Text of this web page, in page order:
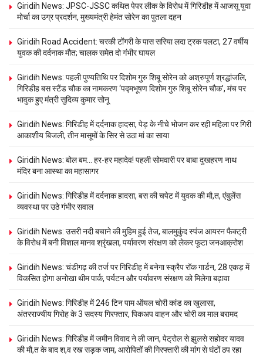
Giridih News: JPSC-JSSC कथित पेपर लीक के विरोध में गिरिडीह में आजसू युवा
मोर्चा का उग्र प्रदर्शन, मुख्यमंत्री हेमंत सोरेन का पुतला दहन
Giridih Road Accident: चरकी टोंगरी के पास सरिया लदा ट्रक पलटा, 27 वर्षीय
युवक की दर्दनाक मौत; चालक समेत दो गंभीर घायल
Giridih News: पहली पुण्यतिथि पर दिशोम गुरु शिबू सोरेन को अश्रुपूर्ण श्रद्धांजलि,
गिरिडीह बस स्टैंड चौक का नामकरण ‘पद्मभूषण दिशोम गुरु शिबू सोरेन चौक’, मंच पर
भावुक हुए मंत्री सुदिव्य कुमार सोनू
Giridih News: गिरिडीह में दर्दनाक हादसा, पेड़ के नीचे भोजन कर रही महिला पर गिरी
आकाशीय बिजली, तीन मासूमों के सिर से उठा मां का साया
Giridih News: बोल बम… हर-हर महादेव! पहली सोमवारी पर बाबा दुखहरण नाथ
मंदिर बना आस्था का महासागर
Giridih News: गिरिडीह में दर्दनाक हादसा, बस की चपेट में युवक की मौ,त, एंबुलेंस
व्यवस्था पर उठे गंभीर सवाल
Giridih News: उसरी नदी बचाने की मुहिम हुई तेज, बालमुकुंद स्पंज आयरन फैक्ट्री
के विरोध में बनी विशाल मानव श्रृंखला, पर्यावरण संरक्षण को लेकर फूटा जनआक्रोश
Giridih News: चंडीगढ़ की तर्ज पर गिरिडीह में बनेगा स्क्रैप रॉक गार्डन, 28 एकड़ में
विकसित होगा अनोखा थीम पार्क, पर्यटन और पर्यावरण संरक्षण को मिलेगा बढ़ावा
Giridih News: गिरिडीह में 246 टिन पाम ऑयल चोरी कांड का खुलासा,
अंतरराज्यीय गिरोह के 3 सदस्य गिरफ्तार, पिकअप वाहन और चोरी का माल बरामद
Giridih News: गिरिडीह में जमीन विवाद ने ली जान, पेट्रोल से झुलसे सहोदर यादव
की मौ,त के बाद श,व रख सड़क जाम, आरोपितों की गिरफ्तारी की मांग से घंटों ठप रहा